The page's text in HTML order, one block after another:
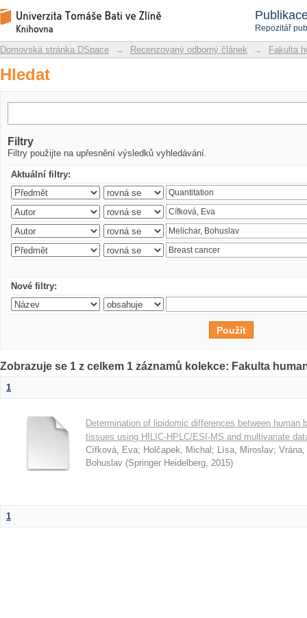
Repozitář
Hledat
Repozitář DSpace/Manakin
Domovská stránka DSpace → Recenzovaný odborný článek → Fakulta
Hledat
Filtry
Filtry použijte na upřesnění výsledků vyhledávání.
Aktuální filtry:
Nové filtry:
Zobrazuje se 1 z celkem 1 záznamů kolekce: Fakulta
1
Determination of lipidomic differences between human
tissues using HILIC-HPLC/ESI-MS and multivariate
Cífková, Eva; Holčapek, Michal ; Lísa, Miroslav;
Bohuslav (Springer Heidelberg, 2015)
1